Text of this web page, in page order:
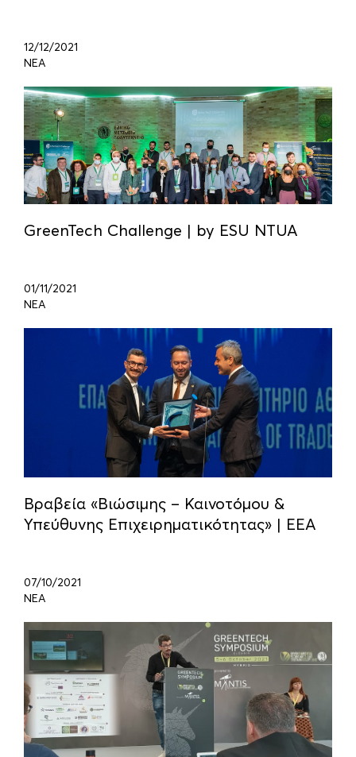
12/12/2021
ΝΕΑ
GreenTech Challenge | by ESU NTUA
01/11/2021
ΝΕΑ
Βραβεία «Βιώσιμης – Καινοτόμου &
Υπεύθυνης Επιχειρηματικότητας» | ΕΕΑ
07/10/2021
ΝΕΑ